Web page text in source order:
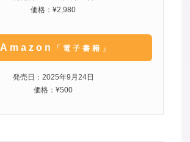
価格：¥2,980
Amazon 「電子書籍」
発売日：2025年9月24日
価格：¥500